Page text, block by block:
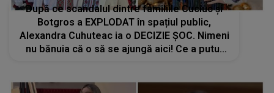
După ce scandalul dintre familiile Cuciuc și
Botgros a EXPLODAT în spațiul public,
Alexandra Cuhuteac ia o DECIZIE ȘOC. Nimeni
nu bănuia că o să se ajungă aici! Ce a putut